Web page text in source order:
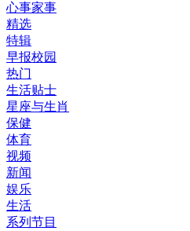
心事家事
精选
特辑
早报校园
热门
生活贴士
星座与生肖
保健
体育
视频
新闻
娱乐
生活
系列节目